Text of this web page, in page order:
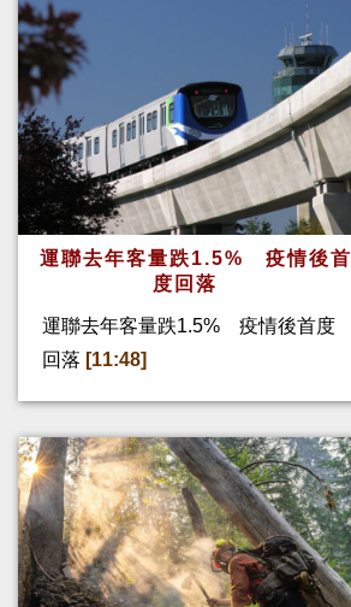
運聯去年客量跌1.5% 疫情後首
度回落
運聯去年客量跌1.5% 疫情後首度
回落 [11:48]